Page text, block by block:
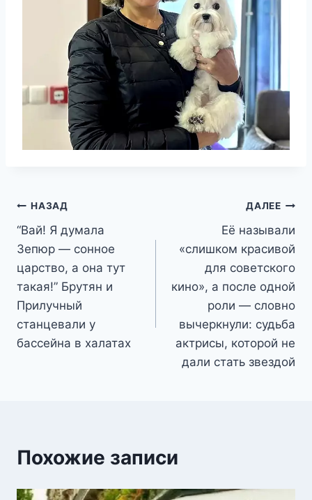
Навигация
по
записям
НАЗАД
“Вай! Я думала
Зепюр — сонное
царство, а она тут
такая!” Брутян и
Прилучный
станцевали у
бассейна в халатах
ДАЛЕЕ
Её называли
«слишком красивой
для советского
кино», а после одной
роли — словно
вычеркнули: судьба
актрисы, которой не
дали стать звездой
Похожие записи